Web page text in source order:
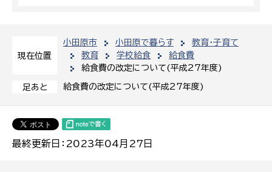
現在位置
小田原市 小田原で暮らす
教育・子育て
教育
学校給食
給食費
給食費の改定について(平成27年度)
足あと 給食費の改定について(平成27年度)
最終更新日：2023年04月27日